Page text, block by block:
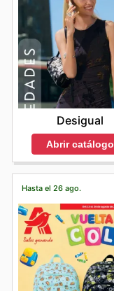
Desigual
Abrir catálogo
Hasta el 26 ago.